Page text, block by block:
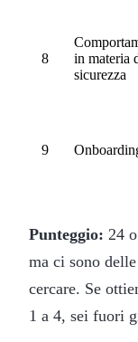
8
in materia
sicurezza
9
Punteggio: 24
ma ci sono
cercare. Se
1 a 4, sei fuori